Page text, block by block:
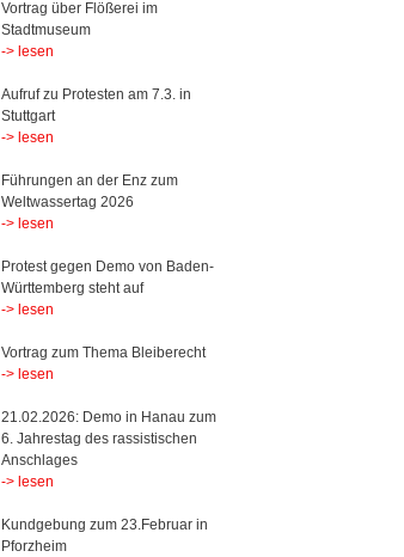
Vortrag über Flößerei im
Stadtmuseum
-> lesen
Aufruf zu Protesten am 7.3. in
Stuttgart
-> lesen
Führungen an der Enz zum
Weltwassertag 2026
-> lesen
Protest gegen Demo von Baden-
Württemberg steht auf
-> lesen
Vortrag zum Thema Bleiberecht
-> lesen
21.02.2026: Demo in Hanau zum
6. Jahrestag des rassistischen
Anschlages
-> lesen
Kundgebung zum 23.Februar in
Pforzheim